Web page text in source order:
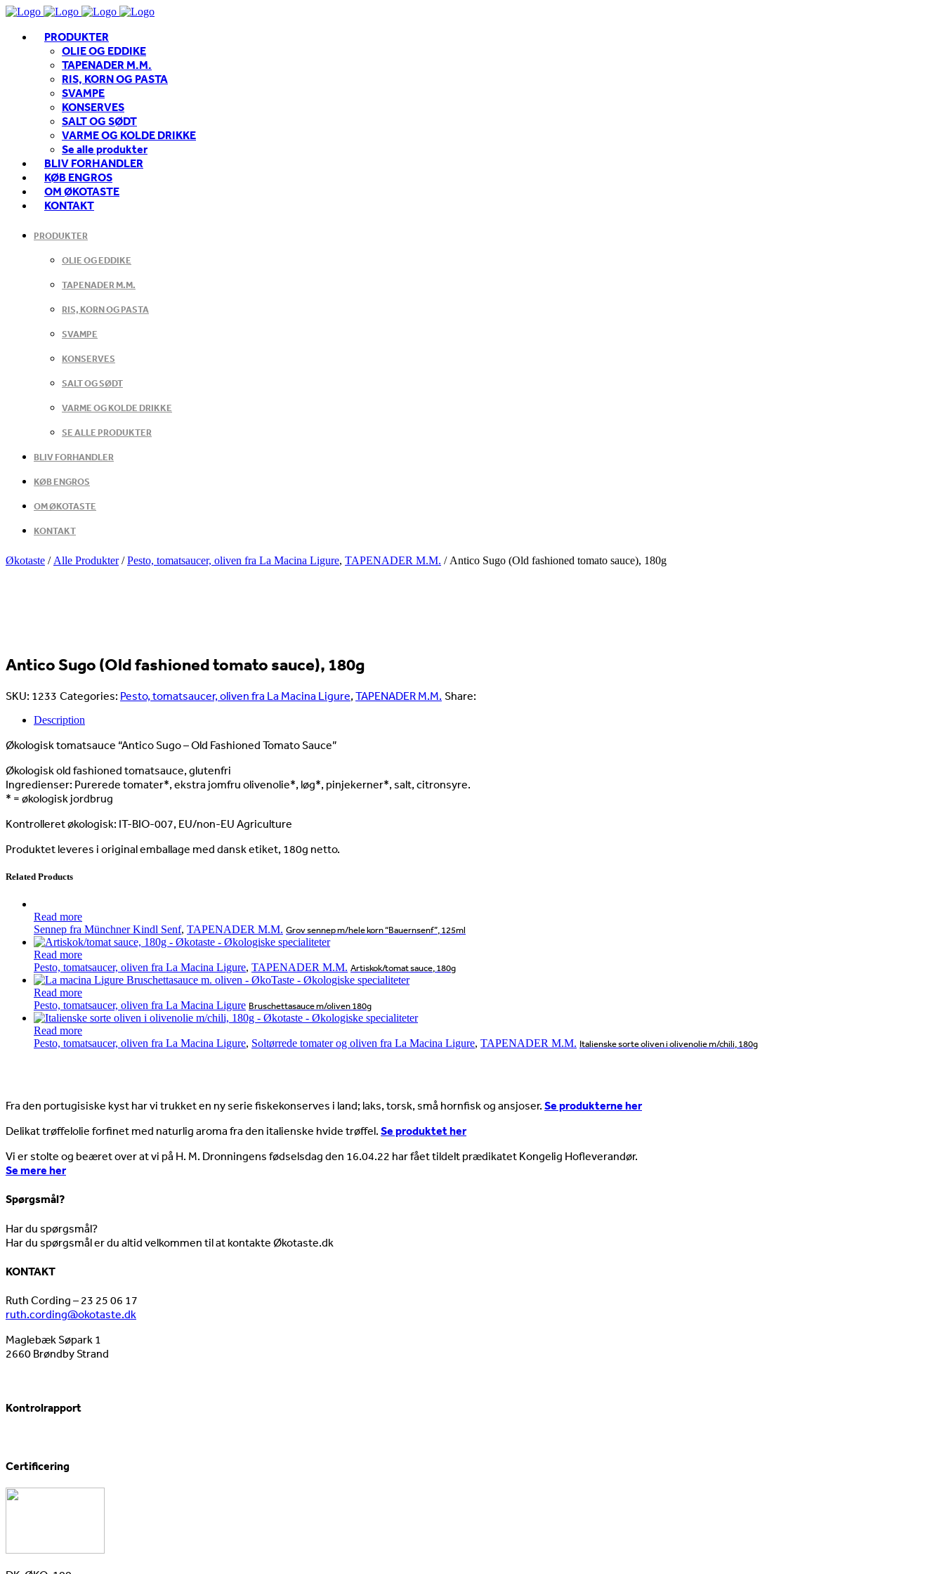
PRODUKTER
OLIE OG EDDIKE
TAPENADER M.M.
RIS, KORN OG PASTA
SVAMPE
KONSERVES
SALT OG SØDT
VARME OG KOLDE DRIKKE
Se alle produkter
BLIV FORHANDLER
KØB ENGROS
OM ØKOTASTE
KONTAKT
PRODUKTER
OLIE OG EDDIKE
TAPENADER M.M.
RIS, KORN OG PASTA
SVAMPE
KONSERVES
SALT OG SØDT
VARME OG KOLDE DRIKKE
SE ALLE PRODUKTER
BLIV FORHANDLER
KØB ENGROS
OM ØKOTASTE
KONTAKT
Økotaste / Alle Produkter/Pesto, tomatsaucer, oliven fra La Macina Ligure, TAPENADER M.M. / Antico Sugo (Old fashioned tomato sauce), 180g
Antico Sugo (Old fashioned tomato sauce), 180g
SKU: 1233 Categories: Pesto, tomatsaucer, oliven fra La Macina Ligure, TAPENADER M.M. Share:
Description
Økologisk tomatsauce “Antico Sugo – Old Fashioned Tomato Sauce”
Økologisk old fashioned tomatsauce, glutenfri
Ingredienser: Purerede tomater*, ekstra jomfru olivenolie*, løg*, pinjekerner*, salt, citronsyre.
* = økologisk jordbrug
Kontrolleret økologisk: IT-BIO-007, EU/non-EU Agriculture
Produktet leveres i original emballage med dansk etiket, 180g netto.
Related Products
Read more
Sennep fra Münchner Kindl Senf, TAPENADER M.M. Grov sennep m/hele korn “Bauernsenf”, 125ml
Read more
Pesto, tomatsaucer, oliven fra La Macina Ligure, TAPENADER M.M. Artiskok/tomat sauce, 180g
Read more
Pesto, tomatsaucer, oliven fra La Macina Ligure Bruschettasauce m/oliven 180g
Read more
Pesto, tomatsaucer, oliven fra La Macina Ligure, Soltørrede tomater og oliven fra La Macina Ligure, TAPENADER M.M. Italienske sorte oliven i olivenolie m/chili, 180g
Fra den portugisiske kyst har vi trukket en ny serie fiskekonserves i land; laks, torsk, små hornfisk og ansjoser. Se produkterne her
Delikat trøffelolie forfinet med naturlig aroma fra den italienske hvide trøffel. Se produktet her
Vi er stolte og beæret over at vi på H. M. Dronningens fødselsdag den 16.04.22 har fået tildelt prædikatet Kongelig Hofleverandør.
Se mere her
Spørgsmål?
Har du spørgsmål?
Har du spørgsmål er du altid velkommen til at kontakte Økotaste.dk
KONTAKT
Ruth Cording – 23 25 06 17
ruth.cording@okotaste.dk
Maglebæk Søpark 1
2660 Brøndby Strand
Kontrolrapport
Certificering